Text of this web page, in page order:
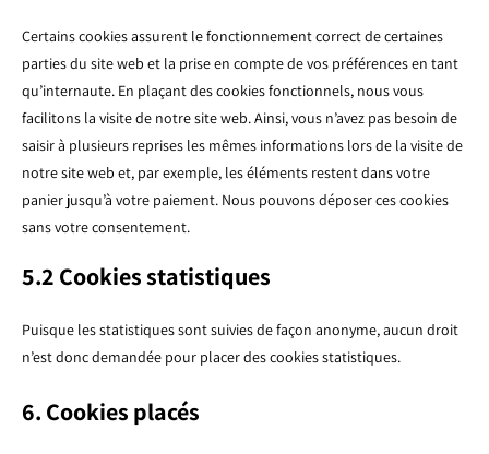
Certains cookies assurent le fonctionnement correct de certaines
parties du site web et la prise en compte de vos préférences en tant
qu’internaute. En plaçant des cookies fonctionnels, nous vous
facilitons la visite de notre site web. Ainsi, vous n’avez pas besoin de
saisir à plusieurs reprises les mêmes informations lors de la visite de
notre site web et, par exemple, les éléments restent dans votre
panier jusqu’à votre paiement. Nous pouvons déposer ces cookies
sans votre consentement.
5.2 Cookies statistiques
Puisque les statistiques sont suivies de façon anonyme, aucun droit
n’est donc demandée pour placer des cookies statistiques.
6. Cookies placés